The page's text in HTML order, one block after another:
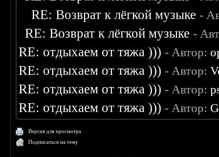
RE: Возврат к лёгкой музыке -
RE: Возврат к лёгкой музыке -
RE: отдыхаем от тяжа ))) - Автор:
RE: отдыхаем от тяжа ))) - Автор:
RE: отдыхаем от тяжа ))) - Автор:
RE: отдыхаем от тяжа ))) - Автор:
Версия для просмотра
Подписаться на тему